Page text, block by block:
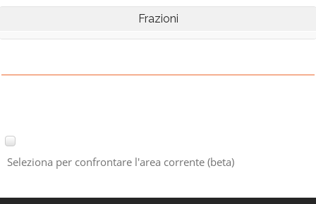
Frazioni
Seleziona per confrontare l'area corrente (beta)